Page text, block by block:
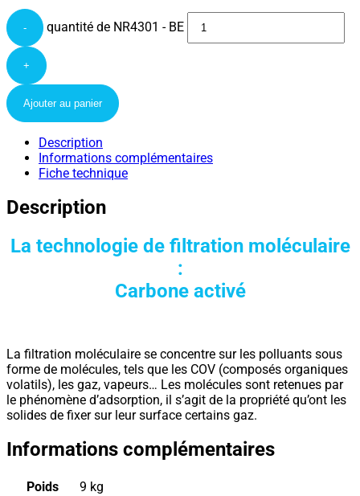
- quantité de NR4301 - BE
+
Ajouter au panier
Description
Informations complémentaires
Fiche technique
Description
La technologie de filtration moléculaire
:
Carbone activé
La filtration moléculaire se concentre sur les polluants sous
forme de molécules, tels que les COV (composés organiques
volatils), les gaz, vapeurs… Les molécules sont retenues par
le phénomène d’adsorption, il s’agit de la propriété qu’ont les
solides de fixer sur leur surface certains gaz.
Informations complémentaires
Poids
9 kg